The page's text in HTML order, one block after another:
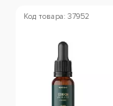
Код товара: 37952